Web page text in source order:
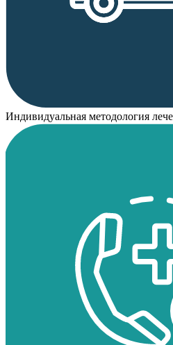
Индивидуальная методология